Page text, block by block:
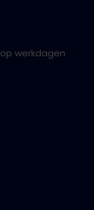
werkdagen